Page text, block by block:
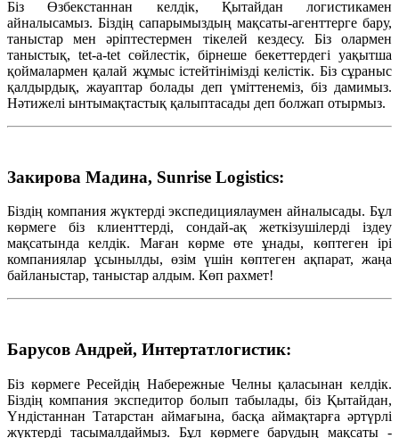
Біз Өзбекстаннан келдік, Қытайдан логистикамен
айналысамыз. Біздің сапарымыздың мақсаты-агенттерге бару,
таныстар мен әріптестермен тікелей кездесу. Біз олармен
таныстық, tet-a-tet сөйлестік, бірнеше бекеттердегі уақытша
қоймалармен қалай жұмыс істейтінімізді келістік. Біз сұраныс
қалдырдық, жауаптар болады деп үміттенеміз, біз дамимыз.
Нәтижелі ынтымақтастық қалыптасады деп болжап отырмыз.
Закирова Мадина, Sunrise Logistics:
Біздің компания жүктерді экспедициялаумен айналысады. Бұл
көрмеге біз клиенттерді, сондай-ақ жеткізушілерді іздеу
мақсатында келдік. Маған көрме өте ұнады, көптеген ірі
компаниялар ұсынылды, өзім үшін көптеген ақпарат, жаңа
байланыстар, таныстар алдым. Көп рахмет!
Барусов Андрей, Интертатлогистик:
Біз көрмеге Ресейдің Набережные Челны қаласынан келдік.
Біздің компания экспедитор болып табылады, біз Қытайдан,
Үндістаннан Татарстан аймағына, басқа аймақтарға әртүрлі
жүктерді тасымалдаймыз. Бұл көрмеге барудың мақсаты -